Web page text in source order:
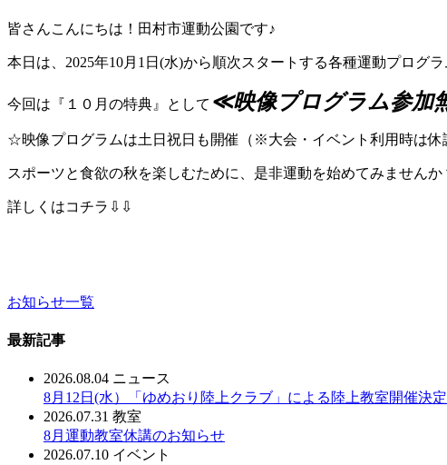
皆さんこんにちは！田村市運動公園です♪
本日は、2025年10月1日(水)から順次スタートする各種運動プログ
今回は『１０月の特典』として ≪映像プログラム参加
☆映像プログラムは土日祝日も開催（※大会・イベント利用時は休
スポーツと食欲の秋を楽しむために、是非運動を始めてみません
詳しくはコチラ⇩⇩
お知らせ一覧
最新記事
2026.08.04 ニュース
8月12日(水）「ゆめおり陸上クラブ」による陸上教室開催決定
2026.07.31 教室
8月運動教室休講のお知らせ
2026.07.10 イベント